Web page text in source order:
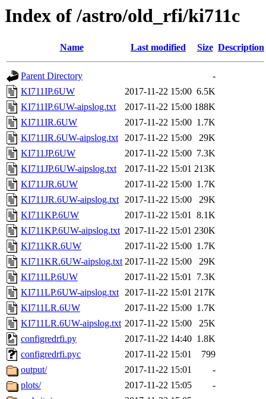
Index of /astro/old_rfi/ki711c
Name Last modified Size Description
Parent Directory
-
KI711IP.6UW
2017-11-22 15:00 6.5K
KI711IP.6UW-aipslog.txt
2017-11-22 15:00 188K
KI711IR.6UW
2017-11-22 15:00 1.7K
KI711IR.6UW-aipslog.txt
2017-11-22 15:00
29K
KI711JP.6UW
2017-11-22 15:00 7.3K
KI711JP.6UW-aipslog.txt
2017-11-22 15:01 213K
KI711JR.6UW
2017-11-22 15:00 1.7K
KI711JR.6UW-aipslog.txt 2017-11-22 15:00
29K
KI711KP.6UW
2017-11-22 15:01 8.1K
KI711KP.6UW-aipslog.txt 2017-11-22 15:01 230K
KI711KR.6UW
2017-11-22 15:00 1.7K
KI711KR.6UW-aipslog.txt 2017-11-22 15:00
29K
KI711LP.6UW
2017-11-22 15:01 7.3K
KI711LP.6UW-aipslog.txt 2017-11-22 15:01 217K
KI711LR.6UW
2017-11-22 15:00 1.7K
KI711LR.6UW-aipslog.txt 2017-11-22 15:00
25K
configredrfi.py
2017-11-22 14:40 1.8K
configredrfi.pyc
2017-11-22 15:01
799
output/
2017-11-22 15:01
-
plots/
2017-11-22 15:05
-